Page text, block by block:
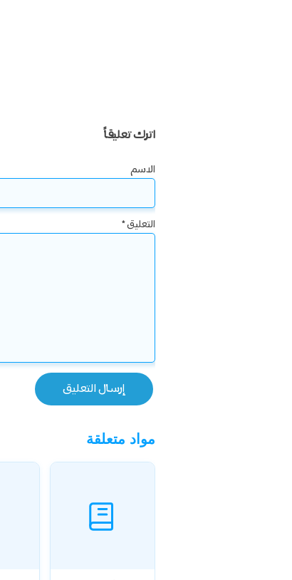
اترك تعليقاً
الاسم
التعليق*
مواد متعلقة